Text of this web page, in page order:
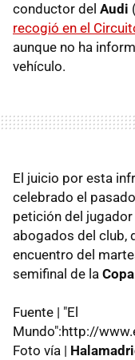
conductor del Audi
recogió en el
aunque no ha
vehículo.
El juicio por esta
celebrado el pasado
petición del
abogados del club,
encuentro del
semifinal de la
Fuente | "El
Mundo":http://
Foto vía |